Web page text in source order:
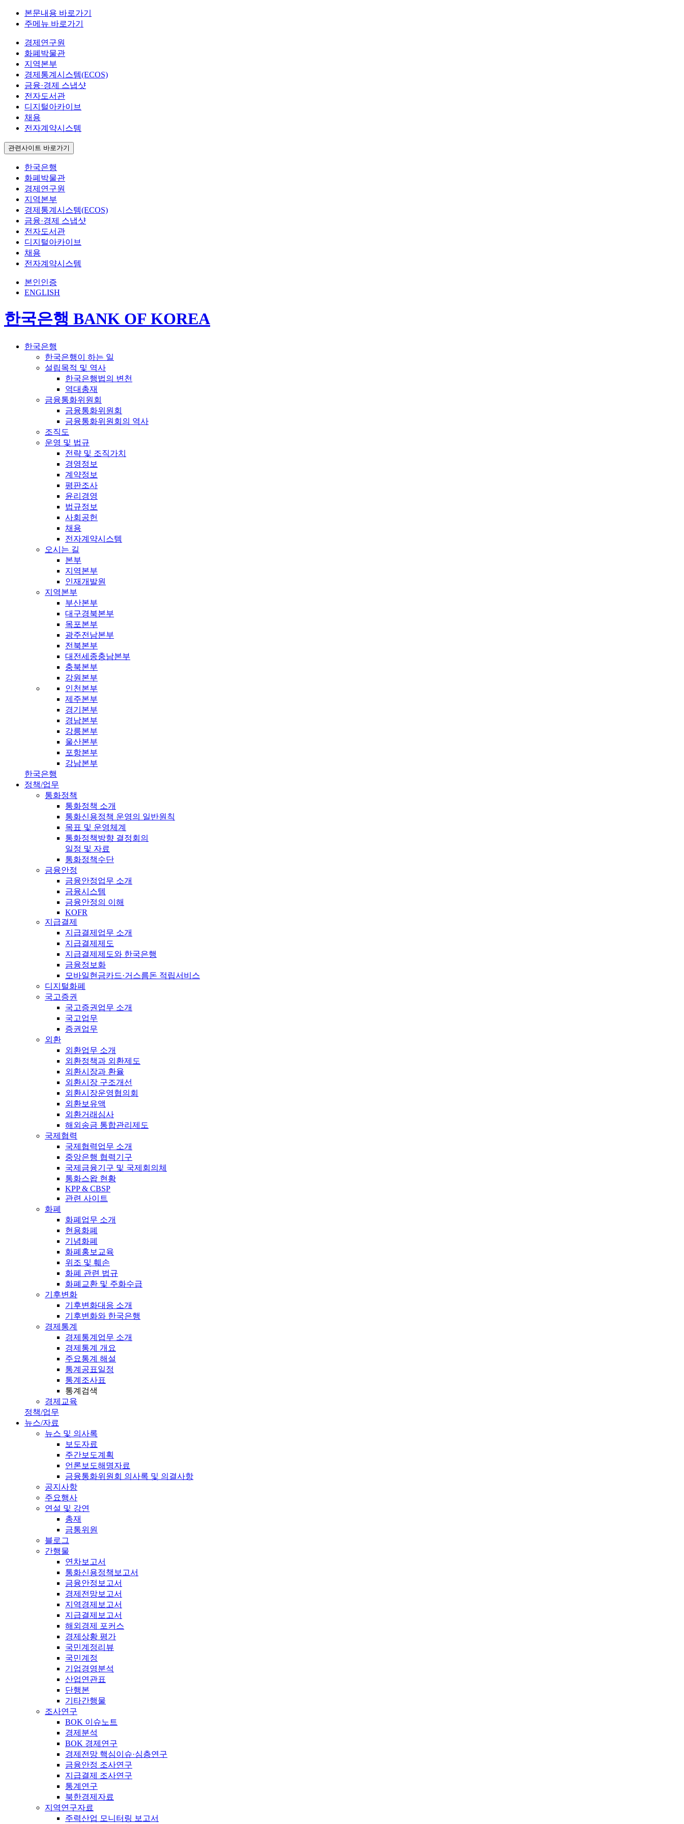
본문내용 바로가기
주메뉴 바로가기
경제연구원
화폐박물관
지역본부
경제통계시스템(ECOS)
금융·경제 스냅샷
전자도서관
디지털아카이브
채용
전자계약시스템
관련사이트 바로가기
한국은행
화폐박물관
경제연구원
지역본부
경제통계시스템(ECOS)
금융·경제 스냅샷
전자도서관
디지털아카이브
채용
전자계약시스템
본인인증
ENGLISH
한국은행 BANK OF KOREA
한국은행
한국은행이 하는 일
설립목적 및 역사
한국은행법의 변천
역대총재
금융통화위원회
금융통화위원회
금융통화위원회의 역사
조직도
운영 및 법규
전략 및 조직가치
경영정보
계약정보
평판조사
윤리경영
법규정보
사회공헌
채용
전자계약시스템
오시는 길
본부
지역본부
인재개발원
지역본부
부산본부
대구경북본부
목포본부
광주전남본부
전북본부
대전세종충남본부
충북본부
강원본부
인천본부
제주본부
경기본부
경남본부
강릉본부
울산본부
포항본부
강남본부
한국은행
정책/업무
통화정책
통화정책 소개
통화신용정책 운영의 일반원칙
목표 및 운영체계
통화정책방향 결정회의
일정 및 자료
통화정책수단
금융안정
금융안정업무 소개
금융시스템
금융안정의 이해
KOFR
지급결제
지급결제업무 소개
지급결제제도
지급결제제도와 한국은행
금융정보화
모바일현금카드·거스름돈 적립서비스
디지털화폐
국고증권
국고증권업무 소개
국고업무
증권업무
외환
외환업무 소개
외환정책과 외환제도
외환시장과 환율
외환시장 구조개선
외환시장운영협의회
외환보유액
외환거래심사
해외송금 통합관리제도
국제협력
국제협력업무 소개
중앙은행 협력기구
국제금융기구 및 국제회의체
통화스왑 현황
KPP & CBSP
관련 사이트
화폐
화폐업무 소개
현용화폐
기념화폐
화폐홍보교육
위조 및 훼손
화폐 관련 법규
화폐교환 및 주화수급
기후변화
기후변화대응 소개
기후변화와 한국은행
경제통계
경제통계업무 소개
경제통계 개요
주요통계 해설
통계공표일정
통계조사표
통계검색
경제교육
정책/업무
뉴스/자료
뉴스 및 의사록
보도자료
주간보도계획
언론보도해명자료
금융통화위원회 의사록 및 의결사항
공지사항
주요행사
연설 및 강연
총재
금통위원
블로그
간행물
연차보고서
통화신용정책보고서
금융안정보고서
경제전망보고서
지역경제보고서
지급결제보고서
해외경제 포커스
경제상황 평가
국민계정리뷰
국민계정
기업경영분석
산업연관표
단행본
기타간행물
조사연구
BOK 이슈노트
경제분석
BOK 경제연구
경제전망 핵심이슈·심층연구
금융안정 조사연구
지급결제 조사연구
통계연구
북한경제자료
지역연구자료
주력산업 모니터링 보고서